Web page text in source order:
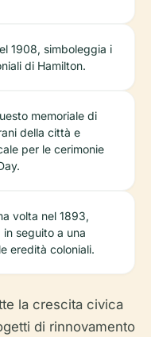
1908, simboleggia i
di Hamilton.
memoriale di
della città e
per le cerimonie
volta nel 1893,
in seguito a una
eredità coloniali.
la crescita civica
di rinnovamento